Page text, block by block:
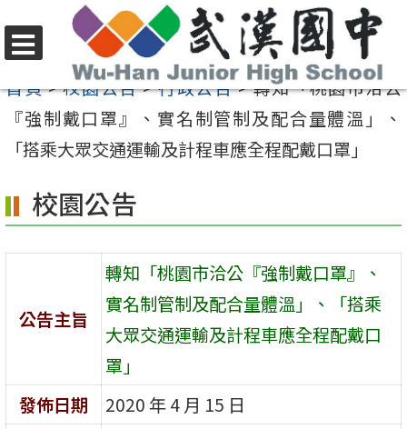
至
要
區
選
單
首頁>校園公告>行政公告>轉知「桃園市洽公
『強制戴口罩』、實名制管制及配合量體溫」、
「搭乘大眾交通運輸及計程車應全程配戴口罩」
校園公告
公告主旨
轉知「桃園市洽公『強制戴口罩』、
實名制管制及配合量體溫」、「搭乘
大眾交通運輸及計程車應全程配戴口
罩」
發佈日期
2020 年 4 月 15 日